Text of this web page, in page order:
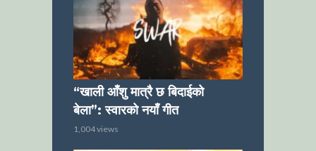
“खाली आँशु मात्रै छ बिदाईको
बेला”: स्वारको नयाँ गीत
1,004 views